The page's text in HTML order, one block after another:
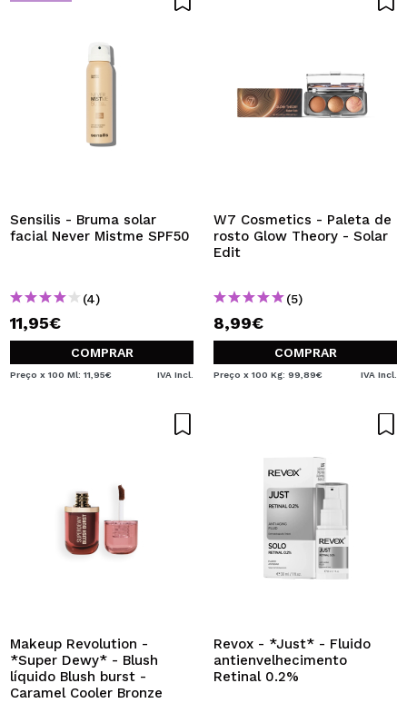
Sensilis - Bruma solar
facial Never Mistme SPF50
(4)
11,95€
COMPRAR
Preço x 100 Ml: 11,95€ IVA Incl.
W7 Cosmetics - Paleta de
rosto Glow Theory - Solar
Edit
(5)
8,99€
COMPRAR
Preço x 100 Kg: 99,89€ IVA Incl.
Makeup Revolution -
*Super Dewy* - Blush
líquido Blush burst -
Caramel Cooler Bronze
Revox - *Just* - Fluido
antienvelhecimento
Retinal 0.2%